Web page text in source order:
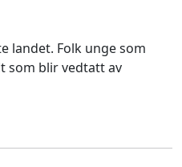
landet. Folk unge som
som blir vedtatt av